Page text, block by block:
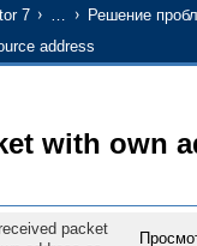
7 …
Решение
address
with own
packet